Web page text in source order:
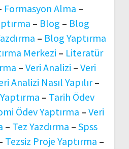
Formasyon Alma –
– Blog – Blog
– Blog Yaptırma
Merkezi – Literatür
– Veri Analizi – Veri
Analizi Nasıl Yapılır–
– Tarih Ödev
Ödev Yaptırma – Veri
– Tez Yazdırma – Spss
Tezsiz Proje Yaptırma –